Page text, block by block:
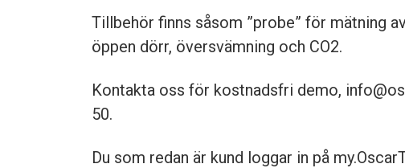
Tillbehör finns såsom ”probe” för mätning
öppen dörr, översvämning och CO2.
Kontakta oss för kostnadsfri demo,
50.
Du som redan är kund loggar in på